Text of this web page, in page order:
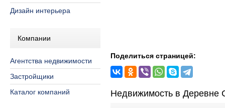
Дизайн интерьера
Компании
Агентства недвижимости
Застройщики
Каталог компаний
Поделиться страницей:
Недвижимость в Деревне